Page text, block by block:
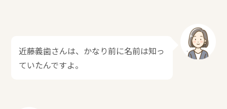
近藤義歯さんは、かなり前に名前は知っ
ていたんですよ。